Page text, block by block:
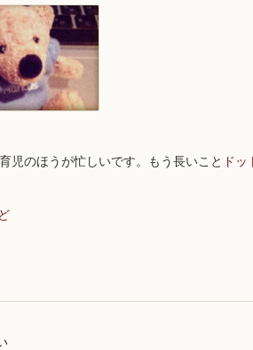
児のほうが忙しいです。もう長いこと ド